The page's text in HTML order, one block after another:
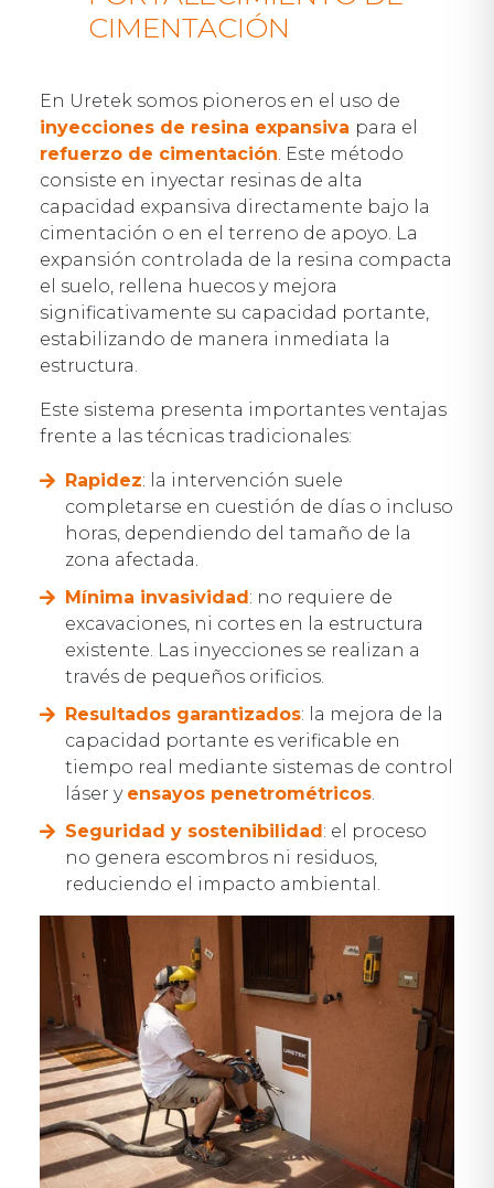
CIMENTACIÓN
En Uretek somos pioneros en el uso de
inyecciones de resina expansiva para el
refuerzo de cimentación . Este método
consiste en inyectar resinas de alta
capacidad expansiva directamente bajo la
cimentación o en el terreno de apoyo. La
expansión controlada de la resina compacta
el suelo, rellena huecos y mejora
significativamente su capacidad portante,
estabilizando de manera inmediata la
estructura.
Este sistema presenta importantes ventajas
frente a las técnicas tradicionales:
Rapidez: la intervención suele
completarse en cuestión de días o incluso
horas, dependiendo del tamaño de la
zona afectada.
Mínima invasividad: no requiere de
excavaciones, ni cortes en la estructura
existente. Las inyecciones se realizan a
través de pequeños orificios.
Resultados garantizados: la mejora de la
capacidad portante es verificable en
tiempo real mediante sistemas de control
láser y ensayos penetrométricos
Seguridad y sostenibilidad: el proceso
no genera escombros ni residuos,
reduciendo el impacto ambiental.